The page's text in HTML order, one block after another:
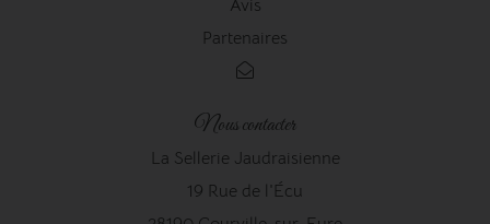
Avis
Partenaires
Nous contacter
La Sellerie Jaudraisienne
19 Rue de l'Écu